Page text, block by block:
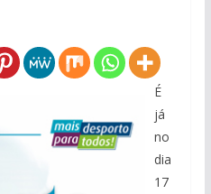
É
já
no
dia
17